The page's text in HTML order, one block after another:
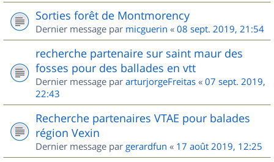
Sorties forêt de Montmorency
Dernier message par micguerin « 08 sept. 2019, 21:54
recherche partenaire sur saint maur des
fosses pour des ballades en vtt
Dernier message par arturjorgeFreitas « 07 sept. 2019,
22:43
Recherche partenaires VTAE pour balades
région Vexin
Dernier message par gerardfun « 17 août 2019, 12:25